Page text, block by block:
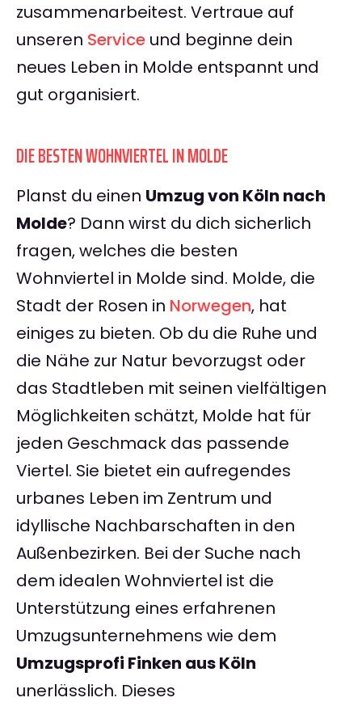
zusammenarbeitest. Vertraue auf
unseren Service und beginne dein
neues Leben in Molde entspannt und
gut organisiert.
DIE BESTEN WOHNVIERTEL IN MOLDE
Planst du einen Umzug von Köln nach
Molde? Dann wirst du dich sicherlich
fragen, welches die besten
Wohnviertel in Molde sind. Molde, die
Stadt der Rosen in Norwegen, hat
einiges zu bieten. Ob du die Ruhe und
die Nähe zur Natur bevorzugst oder
das Stadtleben mit seinen vielfältigen
Möglichkeiten schätzt, Molde hat für
jeden Geschmack das passende
Viertel. Sie bietet ein aufregendes
urbanes Leben im Zentrum und
idyllische Nachbarschaften in den
Außenbezirken. Bei der Suche nach
dem idealen Wohnviertel ist die
Unterstützung eines erfahrenen
Umzugsunternehmens wie dem
Umzugsprofi Finken aus Köln
unerlässlich. Dieses